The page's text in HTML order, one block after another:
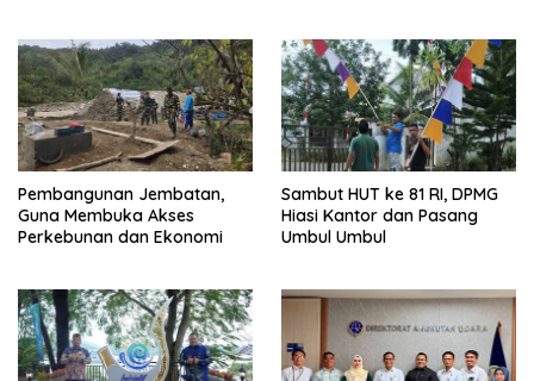
Pembangunan Jembatan,
Guna Membuka Akses
Perkebunan dan Ekonomi
Sambut HUT ke 81 RI, DPMG
Hiasi Kantor dan Pasang
Umbul Umbul